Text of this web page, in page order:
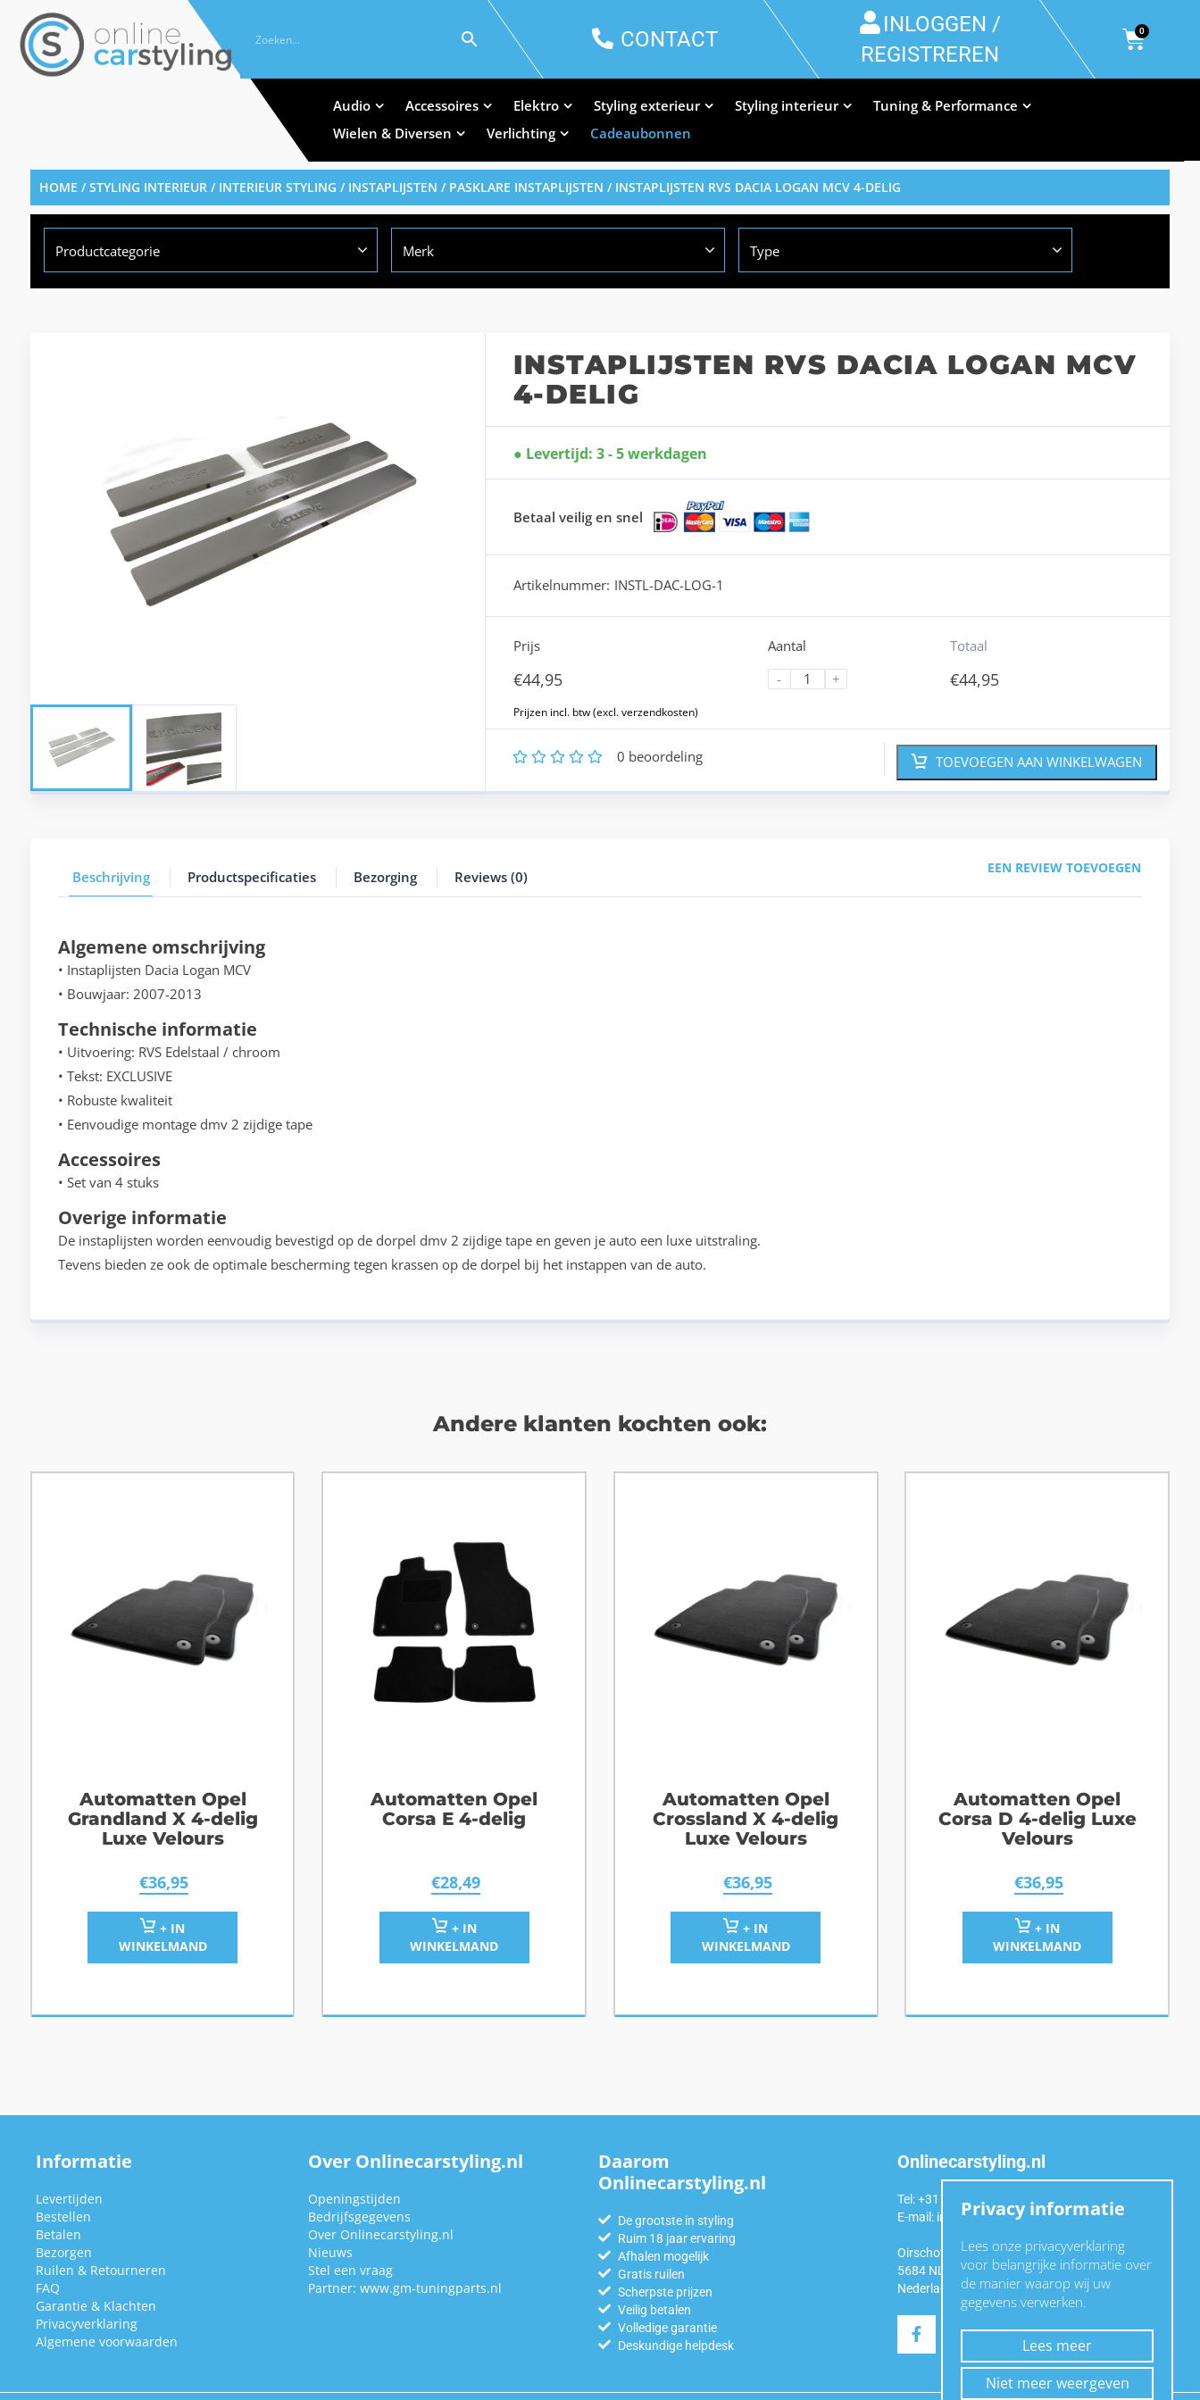
CONTACT
INLOGGEN /
REGISTREREN
0
Audio Accessoires Elektro Styling exterieur Styling interieur
Tuning & Performance
Wielen & Diversen
Verlichting Cadeaubonnen
HOME /STYLING INTERIEUR/ INTERIEUR STYLING / INSTAPLIJSTEN / PASKLARE INSTAPLIJSTEN / INSTAPLIJSTEN RVS DACIA LOGAN MCV 4-DELIG
Productcategorie Merk Type
INSTAPLIJSTEN RVS DACIA LOGAN MCV
4-DELIG
Levertijd: 3 - 5 werkdagen
Betaal veilig en snel
Artikelnummer: INSTL-DAC-LOG-1
Prijs
€44,95
Aantal
-
+
Totaal
€44,95
5
4
3
2 0 beoordeling TOEVOEGEN AAN WINKELWAGEN
Beschrijving Productspecificaties Bezorging Reviews (0)
EEN REVIEW TOEVOEGEN
Algemene omschrijving
• Instaplijsten Dacia Logan MCV
• Bouwjaar: 2007-2013
Technische informatie
• Uitvoering: RVS Edelstaal / chroom
• Tekst: EXCLUSIVE
• Robuste kwaliteit
• Eenvoudige montage dmv 2 zijdige tape
Accessoires
• Set van 4 stuks
Overige informatie
De instaplijsten worden eenvoudig bevestigd op de dorpel dmv 2 zijdige tape en geven je auto een luxe uitstraling.
Tevens bieden ze ook de optimale bescherming tegen krassen op de dorpel bij het instappen van de auto.
Andere klanten kochten ook:
Automatten Opel
Grandland X 4-delig
Luxe Velours
€36,95
+ IN
WINKELMAND
Automatten Opel
Corsa E 4-delig
€28,49
+ IN
WINKELMAND
Automatten Opel
Crossland X 4-delig
Luxe Velours
€36,95
+ IN
WINKELMAND
Automatten Opel
Corsa D 4-delig Luxe
Velours
€36,95
+ IN
WINKELMAND
Informatie
Levertijden
Bestellen
Betalen
Bezorgen
Ruilen & Retourneren
FAQ
Garantie & Klachten
Privacyverklaring
Algemene voorwaarden
Over Onlinecarstyling.nl
Openingstijden
Bedrijfsgegevens
Over Onlinecarstyling.nl
Nieuws
Stel een vraag
Partner: www.gm-tuningparts.nl
Daarom
Onlinecarstyling.nl
De grootste in styling
Ruim 18 jaar ervaring
Afhalen mogelijk
Gratis ruilen
Scherpste prijzen
Veilig betalen
Volledige garantie
Deskundige helpdesk
Onlinecarstyling.nl
Tel: +31 (0)6 54 98 49 99
E-mail: info@onlinecarstyling.nl
Oirschotseweg 92a
5684 NL Best
Nederland
Privacy informatie
Lees onze privacyverklaring
voor belangrijke informatie over
de manier waarop wij uw
gegevens verwerken.
Lees meer
Niet meer weergeven